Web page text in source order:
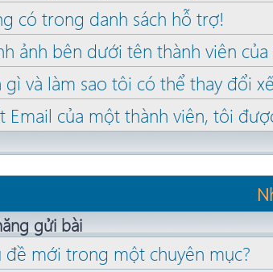
có trong danh sách hỗ trợ!
ảnh bên dưới tên thành viên của
và làm sao tôi có thể thay đổi
Email của một thành viên, tôi
gửi bài
đề mới trong một chuyên mục?